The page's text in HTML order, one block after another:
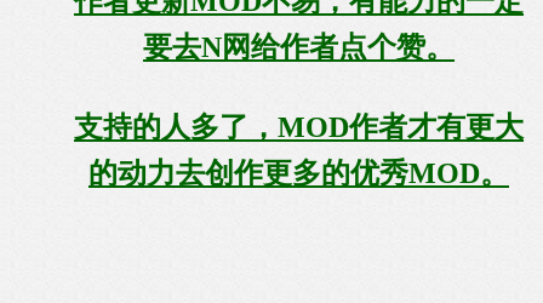
要去N网给作者点个赞。
支持的人多了，MOD作者才有更大
的动力去创作更多的优秀MOD。